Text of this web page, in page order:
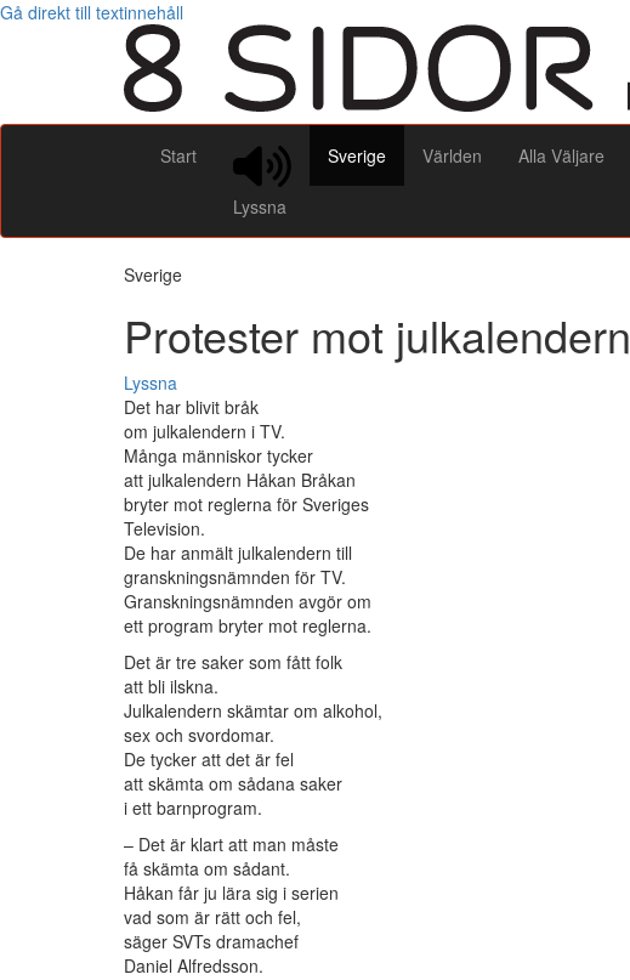
Gå direkt till textinnehåll
Start
Lyssna
Sverige Världen Alla Väljare
Sverige
Protester mot julkalendern
Lyssna
Det har blivit bråk
om julkalendern i TV.
Många människor tycker
att julkalendern Håkan Bråkan
bryter mot reglerna för Sveriges
Television.
De har anmält julkalendern till
granskningsnämnden för TV.
Granskningsnämnden avgör om
ett program bryter mot reglerna.
Det är tre saker som fått folk
att bli ilskna.
Julkalendern skämtar om alkohol,
sex och svordomar.
De tycker att det är fel
att skämta om sådana saker
i ett barnprogram.
– Det är klart att man måste
få skämta om sådant.
Håkan får ju lära sig i serien
vad som är rätt och fel,
säger SVTs dramachef
Daniel Alfredsson.